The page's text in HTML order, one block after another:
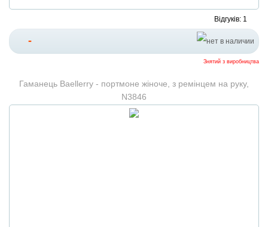
Відгуків: 1
-
Знятий з виробництва
Гаманець Baellerry - портмоне жіноче, з ремінцем на руку,
N3846